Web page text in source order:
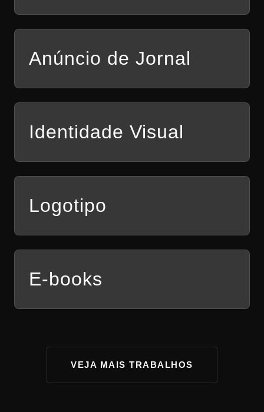
Anúncio de Jornal
Identidade Visual
Logotipo
E-books
VEJA MAIS TRABALHOS